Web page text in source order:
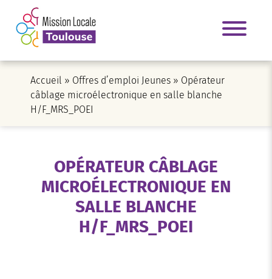
Accueil » Offres d’emploi Jeunes » Opérateur
câblage microélectronique en salle blanche
H/F_MRS_POEI
OPÉRATEUR CÂBLAGE
MICROÉLECTRONIQUE EN
SALLE BLANCHE
H/F_MRS_POEI